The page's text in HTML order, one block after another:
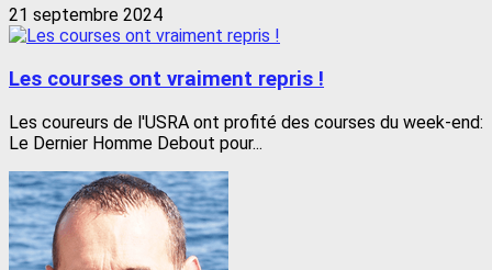
21 septembre 2024
Les courses ont vraiment repris !
Les coureurs de l'USRA ont profité des courses du week-end:
Le Dernier Homme Debout pour...